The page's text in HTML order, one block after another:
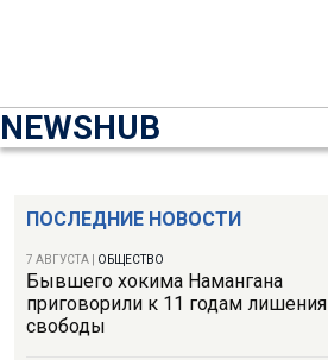
NEWSHUB
ПОСЛЕДНИЕ НОВОСТИ
7 АВГУСТА ОБЩЕСТВО
Бывшего хокима Намангана
приговорили к 11 годам лишения
свободы